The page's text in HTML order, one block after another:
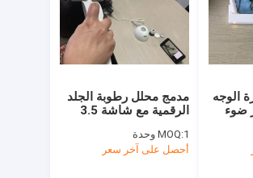
فوق الصوتية سكانر
بالموجات فوق الصوتية المحمولة
البيطرية بالموجات فوق الصوتية
الوريد الباحث
مدمج محلل رطوبة الجلد
الرقمية مع شاشة 3.5
MOQ:1 وحدة
أحصل على آخر سعر
الوجه
ضوء